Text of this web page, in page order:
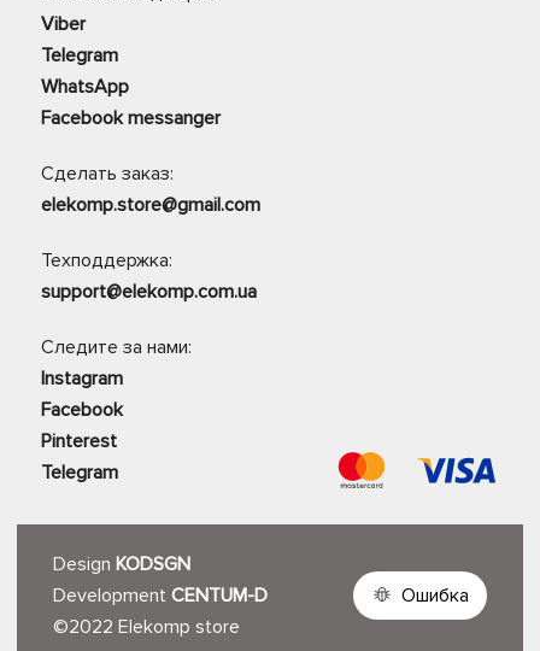
Viber
Telegram
WhatsApp
Facebook messanger
Сделать заказ:
elekomp.store@gmail.com
Техподдержка:
support@elekomp.com.ua
Следите за нами:
Instagram
Facebook
Pinterest
Telegram
Design KODSGN
Development CENTUM-D
©2022 Elekomp store
Ошибка